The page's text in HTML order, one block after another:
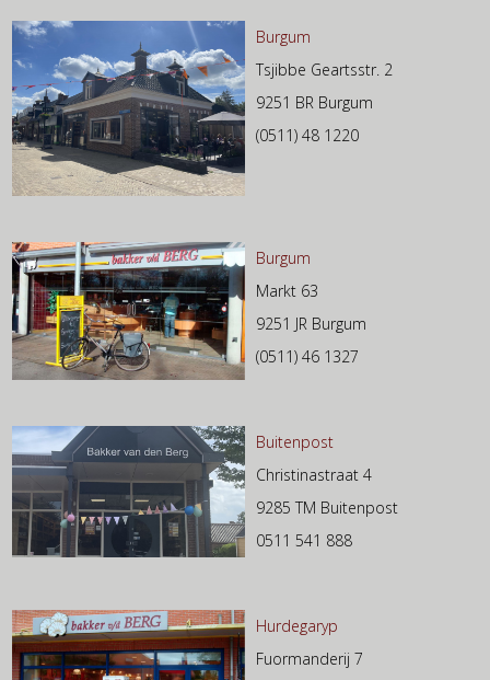
Burgum
Tsjibbe Geartsstr. 2
9251 BR Burgum
(0511) 48 1220
Burgum
Markt 63
9251 JR Burgum
(0511) 46 1327
Buitenpost
Christinastraat 4
9285 TM Buitenpost
0511 541 888
Hurdegaryp
Fuormanderij 7